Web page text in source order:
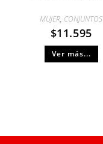
MUJER, CONJUNTOS
$11.595
Ver más...